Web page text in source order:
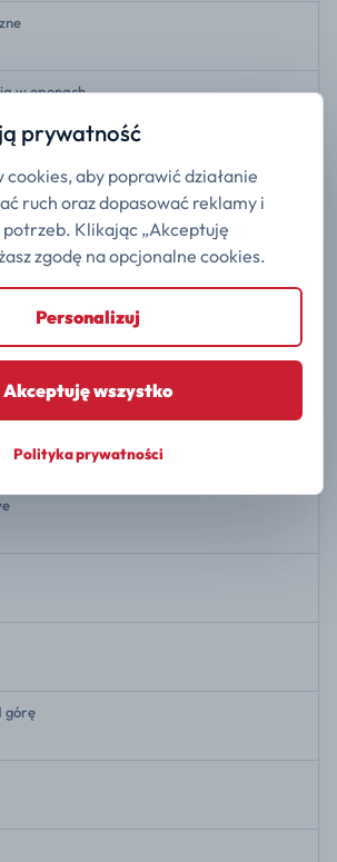
w oponach
EBD
górę
prywatność
cookies, aby poprawić działanie
ruch oraz dopasować reklamy i
Klikając „Akceptuję
zgodę na opcjonalne cookies.
Personalizuj
Akceptuję wszystko
Polityka prywatności